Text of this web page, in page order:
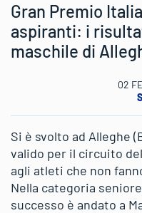
Gran Premio
aspiranti: i
maschile di
02
Si è svolto ad Alleghe
valido per il circuito
agli atleti che non
Nella categoria
successo è andato a